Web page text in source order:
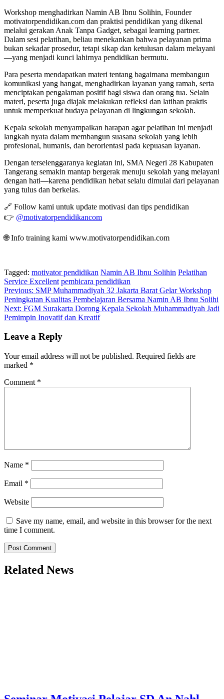
Workshop menghadirkan Namin AB Ibnu Solihin, Founder
motivatorpendidikan.com dan praktisi pendidikan yang dikenal
melalui gerakan Anak Tanpa Gadget, sebagai learning partner.
Dalam sesi pelatihan, beliau menekankan bahwa pelayanan prima
bukan sekadar prosedur, tetapi sikap dan ketulusan dalam melayani
—yang menjadi kunci lahirnya pendidikan bermutu.
Para peserta mendapatkan materi tentang bagaimana membangun
komunikasi yang hangat, menghadirkan layanan yang ramah, serta
menciptakan pengalaman positif bagi siswa dan orang tua. Selain
materi, peserta juga diajak melakukan refleksi dan latihan praktis
untuk memperkuat budaya pelayanan di lingkungan sekolah.
Kepala sekolah menyampaikan harapan agar pelatihan ini menjadi
langkah nyata dalam membangun suasana sekolah yang lebih
profesional, humanis, dan berorientasi pada kepuasan layanan.
Dengan terselenggaranya kegiatan ini, SMA Negeri 28 Kabupaten
Tangerang semakin mantap bergerak menuju sekolah yang melayani
dengan hati—karena pendidikan hebat selalu dimulai dari pelayanan
yang tulus dan berkelas.
🔗 Follow kami untuk update motivasi dan tips pendidikan
👉 @motivatorpendidikancom
🌐 Info training kami www.motivatorpendidikan.com
Tagged: motivator pendidikan Namin AB Ibnu Solihin Pelatihan
Service Excellent pembicara pendidikan
Post
navigation
Previous: SMP Muhammadiyah 32 Jakarta Barat Gelar Workshop
Peningkatan Kualitas Pembelajaran Bersama Namin AB Ibnu Solihi
Next: FGM Surakarta Dorong Kepala Sekolah Muhammadiyah Jadi
Pemimpin Inovatif dan Kreatif
Leave a Reply
Your email address will not be published. Required fields are
marked *
Comment *
Name *
Email *
Website
Save my name, email, and website in this browser for the next
time I comment.
Related News